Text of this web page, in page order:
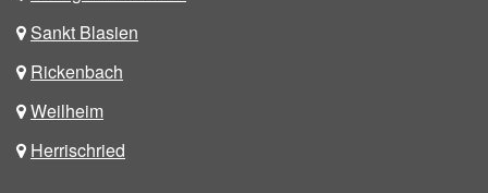
Sankt Blasien
Rickenbach
Weilheim
Herrischried